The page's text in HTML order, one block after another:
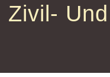
Zivil-